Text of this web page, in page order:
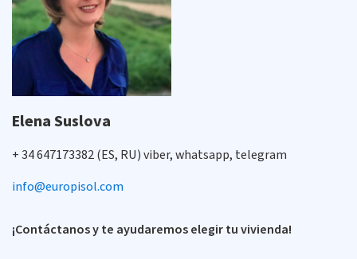
Elena Suslova
+ 34 647173382 (ES, RU) viber, whatsapp, telegram
info@europisol.com
¡Contáctanos y te ayudaremos elegir tu vivienda!